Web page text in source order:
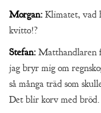
Morgan: Klimatet, vad
kvitto!?
Stefan: Matthandlaren
jag bryr mig om
så många träd som
Det blir korv med bröd.